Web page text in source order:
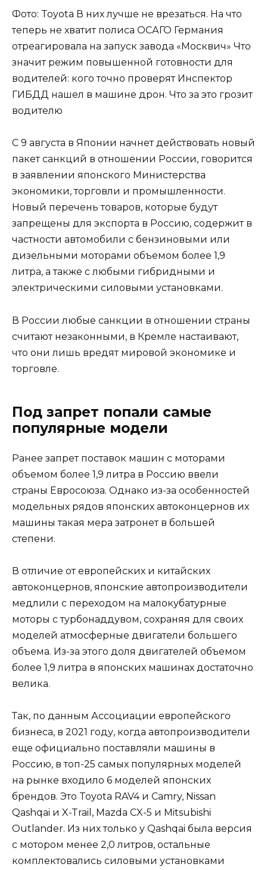
Фото: Toyota В них лучше не врезаться. На что
теперь не хватит полиса ОСАГО Германия
отреагировала на запуск завода «Москвич» Что
значит режим повышенной готовности для
водителей: кого точно проверят Инспектор
ГИБДД нашел в машине дрон. Что за это грозит
водителю
С 9 августа в Японии начнет действовать новый
пакет санкций в отношении России, говорится
в заявлении японского Министерства
экономики, торговли и промышленности.
Новый перечень товаров, которые будут
запрещены для экспорта в Россию, содержит в
частности автомобили с бензиновыми или
дизельными моторами объемом более 1,9
литра, а также с любыми гибридными и
электрическими силовыми установками.
В России любые санкции в отношении страны
считают незаконными, в Кремле настаивают,
что они лишь вредят мировой экономике и
торговле.
Под запрет попали самые
популярные модели
Ранее запрет поставок машин с моторами
объемом более 1,9 литра в Россию ввели
страны Евросоюза. Однако из-за особенностей
модельных рядов японских автоконцернов их
машины такая мера затронет в большей
степени.
В отличие от европейских и китайских
автоконцернов, японские автопроизводители
медлили с переходом на малокубатурные
моторы с турбонаддувом, сохраняя для своих
моделей атмосферные двигатели большего
объема. Из-за этого доля двигателей объемом
более 1,9 литра в японских машинах достаточно
велика.
Так, по данным Ассоциации европейского
бизнеса, в 2021 году, когда автопроизводители
еще официально поставляли машины в
Россию, в топ-25 самых популярных моделей
на рынке входило 6 моделей японских
брендов. Это Toyota RAV4 и Camry, Nissan
Qashqai и X-Trail, Mazda CX-5 и Mitsubishi
Outlander. Из них только у Qashqai была версия
с мотором менее 2,0 литров, остальные
комплектовались силовыми установками